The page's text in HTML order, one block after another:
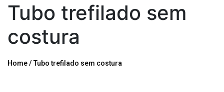
Tubo trefilado sem
costura
Home Tubo trefilado sem costura